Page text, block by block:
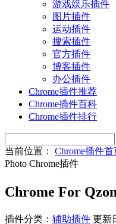
游戏娱乐插件
图片插件
运动插件
搜索插件
官方插件
博客插件
办公插件
Chrome插件推荐
Chrome插件百科
Chrome插件排行
当前位置： Chrome插件首
Photo Chrome插件
Chrome For
插件分类： 辅助插件 更新